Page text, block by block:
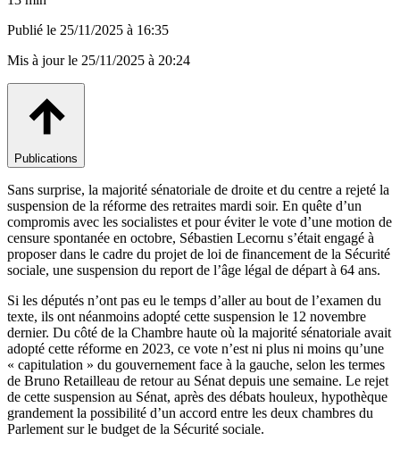
Publié le 25/11/2025 à 16:35
Mis à jour le 25/11/2025 à 20:24
Publications
Sans surprise, la majorité sénatoriale de droite et du centre a rejeté la
suspension de la réforme des retraites mardi soir. En quête d’un
compromis avec les socialistes et pour éviter le vote d’une motion de
censure spontanée en octobre, Sébastien Lecornu s’était engagé à
proposer dans le cadre du projet de loi de financement de la Sécurité
sociale, une suspension du report de l’âge légal de départ à 64 ans.
Si les députés n’ont pas eu le temps d’aller au bout de l’examen du
texte, ils ont néanmoins adopté cette suspension le 12 novembre
dernier. Du côté de la Chambre haute où la majorité sénatoriale avait
adopté cette réforme en 2023, ce vote n’est ni plus ni moins qu’une
« capitulation » du gouvernement face à la gauche, selon les termes
de Bruno Retailleau de retour au Sénat depuis une semaine. Le rejet
de cette suspension au Sénat, après des débats houleux, hypothèque
grandement la possibilité d’un accord entre les deux chambres du
Parlement sur le budget de la Sécurité sociale.